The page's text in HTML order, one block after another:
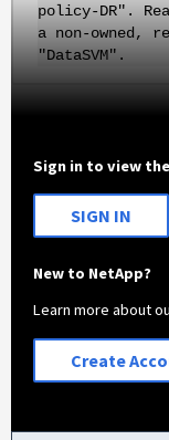
policy-DR".
a non-owned,
"DataSVM".
Sign in to view
SIGN IN
New to NetApp?
Learn more about
Create